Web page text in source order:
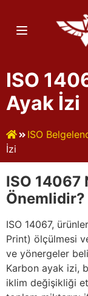
ISO
Ayak İzi
ISO
İzi
ISO 14067
Önemlidir?
ISO 14067,
Print) ölçülmesi
ve yönergeler
Karbon ayak izi,
iklim değişikliği